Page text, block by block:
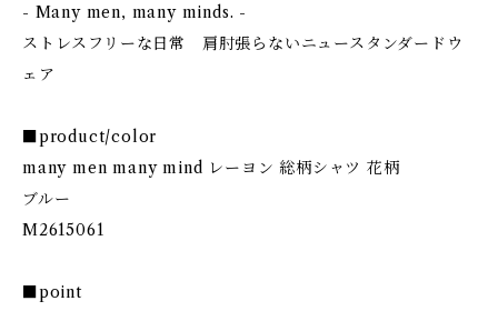
- Many men, many minds. -
ストレスフリーな日常 肩肘張らないニュースタンダードウ
ェア
■product/color
many men many mind レーヨン 総柄シャツ 花柄
ブルー
M2615061
■point